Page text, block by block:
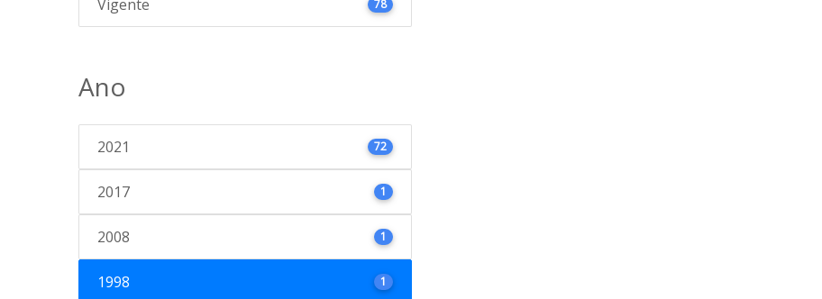
Vigente 78
Ano
2021 72
2017 1
2008 1
1998 1